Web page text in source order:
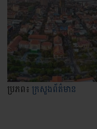
ប្រភព៖ ក្រសួងព័ត៌មាន